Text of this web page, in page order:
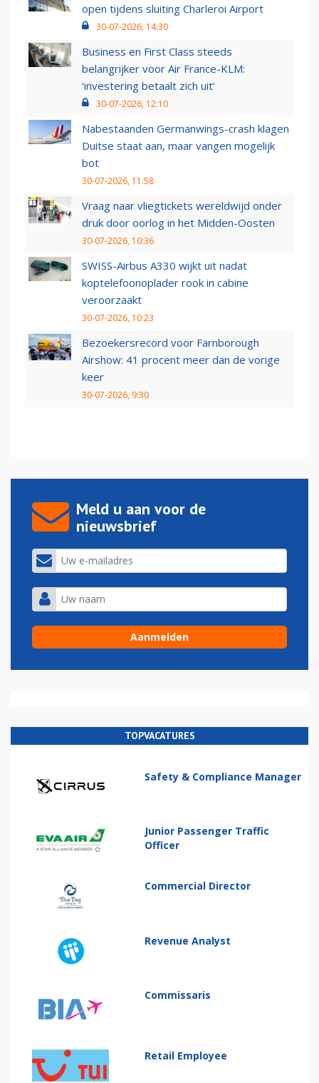
open tijdens sluiting Charleroi Airport
30-07-2026, 14:30
Business en First Class steeds
belangrijker voor Air France-KLM:
‘investering betaalt zich uit’
30-07-2026, 12:10
Nabestaanden Germanwings-crash klagen
Duitse staat aan, maar vangen mogelijk
bot
30-07-2026, 11:58
Vraag naar vliegtickets wereldwijd onder
druk door oorlog in het Midden-Oosten
30-07-2026, 10:36
SWISS-Airbus A330 wijkt uit nadat
koptelefoonoplader rook in cabine
veroorzaakt
30-07-2026, 10:23
Bezoekersrecord voor Farnborough
Airshow: 41 procent meer dan de vorige
keer
30-07-2026, 9:30
Meld u aan voor de
nieuwsbrief
TOPVACATURES
Safety & Compliance Manager
Junior Passenger Traffic
Officer
Commercial Director
Revenue Analyst
Commissaris
Retail Employee